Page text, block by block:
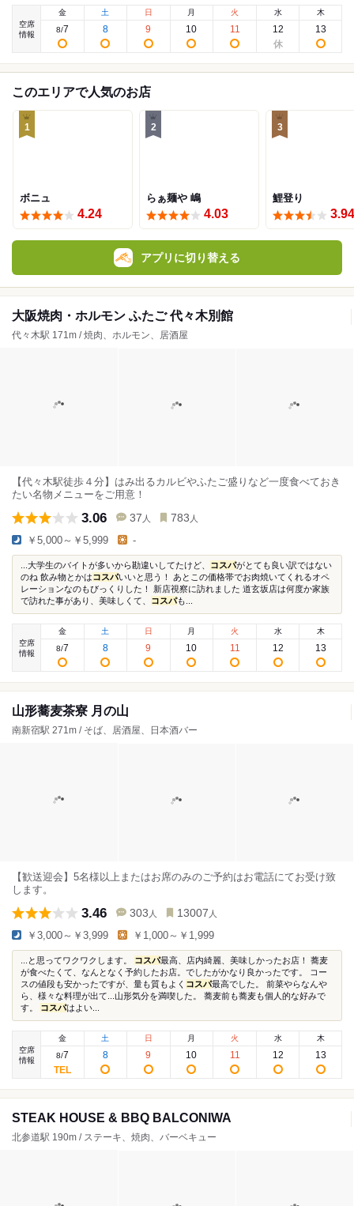
空席
情報
金
8/7
土
8
日
9
月
10
火
11
水
12
木
13
このエリアで人気のお店
1
ボニュ
4.24
2
らぁ麺や 嶋
4.03
3
鯉登り
3.94
アプリに切り替える
大阪焼肉・ホルモン ふたご 代々木別館
代々木駅 171m / 焼肉、ホルモン、居酒屋
【代々木駅徒歩４分】はみ出るカルビやふたご盛りなど一度食べておき
たい名物メニューをご用意！
3.06 37 人 783 人
￥5,000～￥5,999 -
...大学生のバイトが多いから勘違いしてたけど、 コスパがとても良い訳ではない
のね 飲み物とかはコスパいいと思う！ あとこの価格帯でお肉焼いてくれるオペ
レーションなのもびっくりした！ 新店視察に訪れました 道玄坂店は何度か家族
で訪れた事があり、美味しくて、 コスパも...
空席
情報
金
8/7
土
8
日
9
月
10
火
11
水
12
木
13
山形蕎麦茶寮 月の山
南新宿駅 271m / そば、居酒屋、日本酒バー
【歓送迎会】5名様以上またはお席のみのご予約はお電話にてお受け致
します。
3.46 303 人 13007 人
￥3,000～￥3,999 ￥1,000～￥1,999
...と思ってワクワクします。 コスパ最高、店内綺麗、美味しかったお店！ 蕎麦
が食べたくて、なんとなく予約したお店。でしたがかなり良かったです。 コー
スの値段も安かったですが、量も質もよく コスパ最高でした。 前菜やらなんや
ら、様々な料理が出て...山形気分を満喫した。 蕎麦前も蕎麦も個人的な好みで
す。 コスパはよい...
空席
情報
金
8/7
土
8
日
9
月
10
火
11
水
12
木
13
STEAK HOUSE & BBQ BALCONIWA
北参道駅 190m / ステーキ、焼肉、バーベキュー